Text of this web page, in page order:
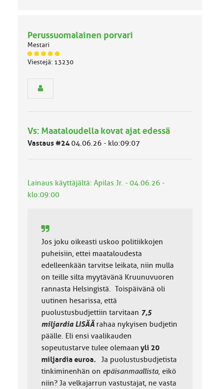
Perussuomalainen porvari
Mestari
J
ä
m
ä
k
a
Viestejä: 13230
Vs: Maataloudella kovat ajat edessä
Vastaus #2404.06.26 - klo:09:07
Lainaus käyttäjältä: Apilas Jr. - 04.06.26 -
klo:09:00
Jos joku oikeasti uskoo politiikkojen
puheisiin, ettei maataloudesta
edelleenkään tarvitse leikata, niin mulla
on teille silta myytävänä Kruunuvuoren
rannasta Helsingistä. Toispäivänä oli
uutinen hesarissa, että
puolustusbudjettiin tarvitaan 7,5
miljardia LISÄÄ rahaa nykyisen budjetin
päälle. Eli ensi vaalikauden
sopeutustarve tulee olemaan yli 20
miljardia euroa.
Ja puolustusbudjetista
tinkiminenhän on epäisanmaallista, eikö
niin? Ja velkajarrun vastustajat, ne vasta